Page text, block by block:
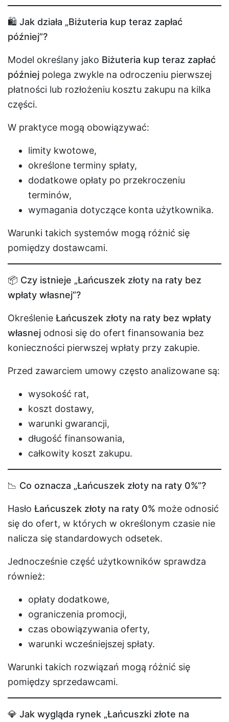
🛍️ Jak działa „Biżuteria kup teraz zapłać
później”?
Model określany jako Biżuteria kup teraz zapłać
później polega zwykle na odroczeniu pierwszej
płatności lub rozłożeniu kosztu zakupu na kilka
części.
W praktyce mogą obowiązywać:
limity kwotowe,
określone terminy spłaty,
dodatkowe opłaty po przekroczeniu
terminów,
wymagania dotyczące konta użytkownika.
Warunki takich systemów mogą różnić się
pomiędzy dostawcami.
📦 Czy istnieje „Łańcuszek złoty na raty bez
wpłaty własnej”?
Określenie Łańcuszek złoty na raty bez wpłaty
własnej odnosi się do ofert finansowania bez
konieczności pierwszej wpłaty przy zakupie.
Przed zawarciem umowy często analizowane są:
wysokość rat,
koszt dostawy,
warunki gwarancji,
długość finansowania,
całkowity koszt zakupu.
📉 Co oznacza „Łańcuszek złoty na raty 0%”?
Hasło Łańcuszek złoty na raty 0% może odnosić
się do ofert, w których w określonym czasie nie
nalicza się standardowych odsetek.
Jednocześnie część użytkowników sprawdza
również:
opłaty dodatkowe,
ograniczenia promocji,
czas obowiązywania oferty,
warunki wcześniejszej spłaty.
Warunki takich rozwiązań mogą różnić się
pomiędzy sprzedawcami.
💎 Jak wygląda rynek „Łańcuszki złote na